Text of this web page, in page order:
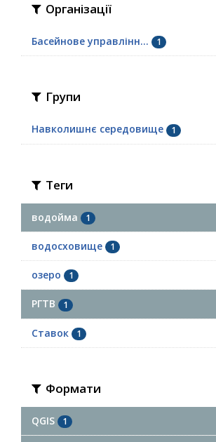
Організації
Басейнове управлінн... 1
Групи
Навколишнє середовище 1
Теги
водойма 1
водосховище 1
озеро 1
РГТВ 1
Ставок 1
Формати
QGIS 1